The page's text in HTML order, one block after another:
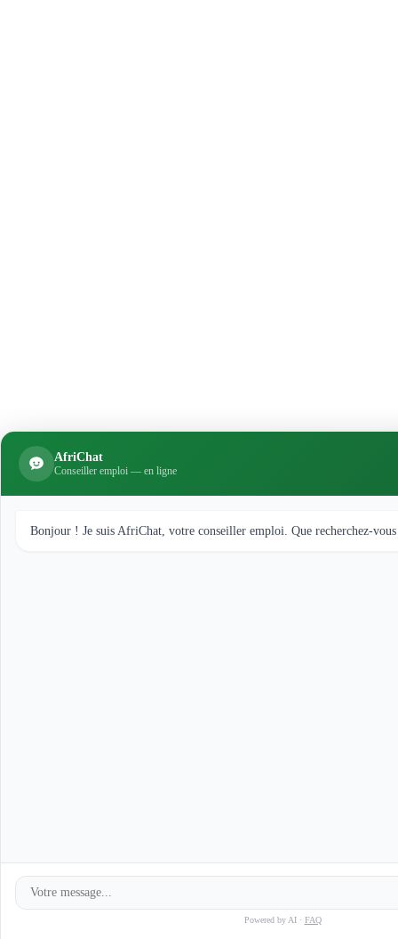
AfriChat
Conseiller emploi — en ligne
Bonjour ! Je suis AfriChat, votre conseiller emploi. Que recherchez-
Powered by AI · FAQ